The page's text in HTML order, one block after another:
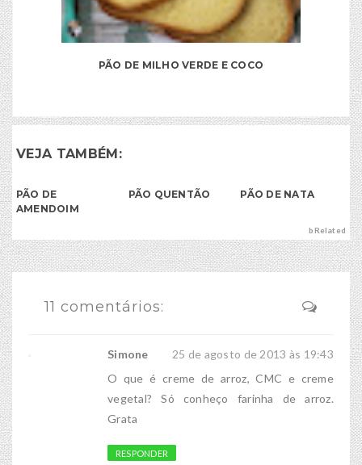
PÃO DE MILHO VERDE E COCO
VEJA TAMBÉM:
PÃO DE
AMENDOIM
PÃO QUENTÃO PÃO DE NATA
bRelated
11 comentários:
Simone
25 de agosto de 2013 às 19:43
O que é creme de arroz, CMC e creme
vegetal? Só conheço farinha de arroz.
Grata
RESPONDER